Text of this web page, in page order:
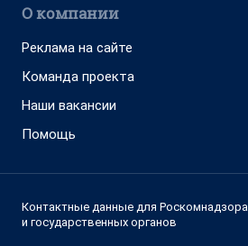
О компании
Реклама на сайте
Команда проекта
Наши вакансии
Помощь
Контактные данные для Роскомнадзора
и государственных органов